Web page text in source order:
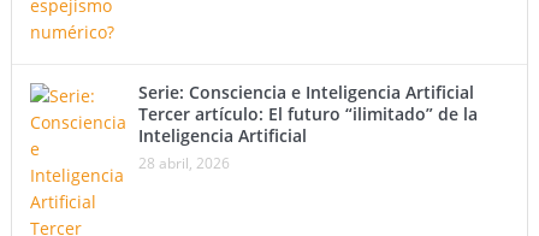
Serie: Consciencia e Inteligencia Artificial
Tercer artículo: El futuro “ilimitado” de la
Inteligencia Artificial
28 abril, 2026